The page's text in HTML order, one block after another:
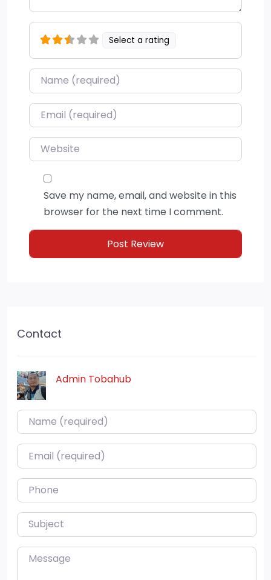
Select a rating
Name*
Email*
Website
Save my name, email, and website in this
browser for the next time I comment.
Contact
Admin Tobahub
Name (required)
Email (required)
Phone
Subject
Message